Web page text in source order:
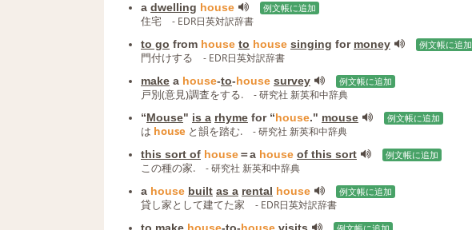
a dwelling house 例文帳に追加
住宅 - EDR日英対訳辞書
to go from house to house singing for money 例文帳に追加
門付けする - EDR日英対訳辞書
make a house‐to‐house survey 例文帳に追加
戸別(意見)調査をする. - 研究社 新英和中辞典
“Mouse" is a rhyme for “house." mouse 例文帳に追加
は house と韻を踏む. - 研究社 新英和中辞典
this sort of house＝a house of this sort 例文帳に追加
この種の家. - 研究社 新英和中辞典
a house built as a rental house 例文帳に追加
貸し家として建てた家 - EDR日英対訳辞書